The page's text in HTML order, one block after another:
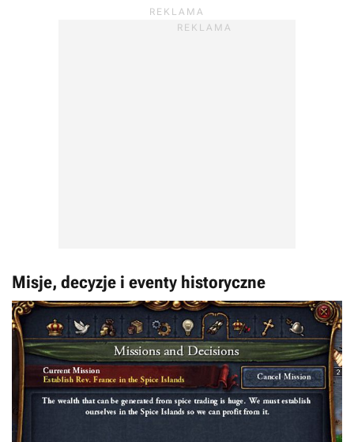
Misje, decyzje i eventy historyczne